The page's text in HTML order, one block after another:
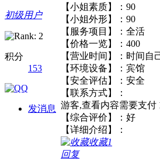
初级用户
积分
153
发消息
【小姐素质】：90
【小姐外形】：90
【服务项目】：全
【价格一览】：
【营业时间】：时
【环境设备】：宾
【安全评估】：安
【联系方式】：
游客,查看内容需要支付
【综合评
【详细介绍】：
收藏1
回复